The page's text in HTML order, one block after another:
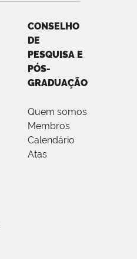
CONSELHO
DE
PESQUISA E
PÓS-
GRADUAÇÃO
Quem somos
Membros
Calendário
Atas